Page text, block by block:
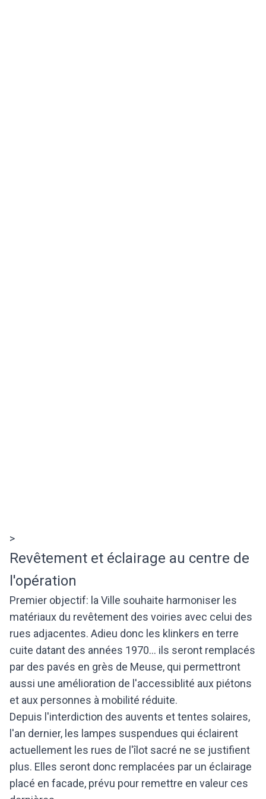
>
Revêtement et éclairage au centre de
l'opération
Premier objectif: la Ville souhaite harmoniser les
matériaux du revêtement des voiries avec celui des
rues adjacentes. Adieu donc les klinkers en terre
cuite datant des années 1970... ils seront remplacés
par des pavés en grès de Meuse, qui permettront
aussi une amélioration de l'accessiblité aux piétons
et aux personnes à mobilité réduite.
Depuis l'interdiction des auvents et tentes solaires,
l'an dernier, les lampes suspendues qui éclairent
actuellement les rues de l'îlot sacré ne se justifient
plus. Elles seront donc remplacées par un éclairage
placé en facade, prévu pour remettre en valeur ces